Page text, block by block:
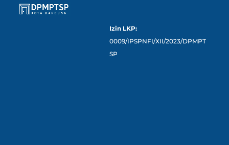
Izin LKP:
0009/IPSPNFI/XII/2023/DPMPT
SP